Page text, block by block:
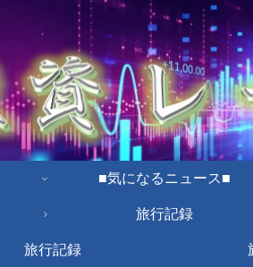
■気になるニュース■
旅行記録
旅行記録